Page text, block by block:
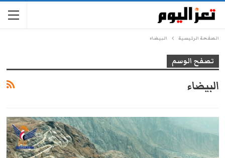
الصفحة الرئيسية البيضاء
تصفح الوسم
البيضاء